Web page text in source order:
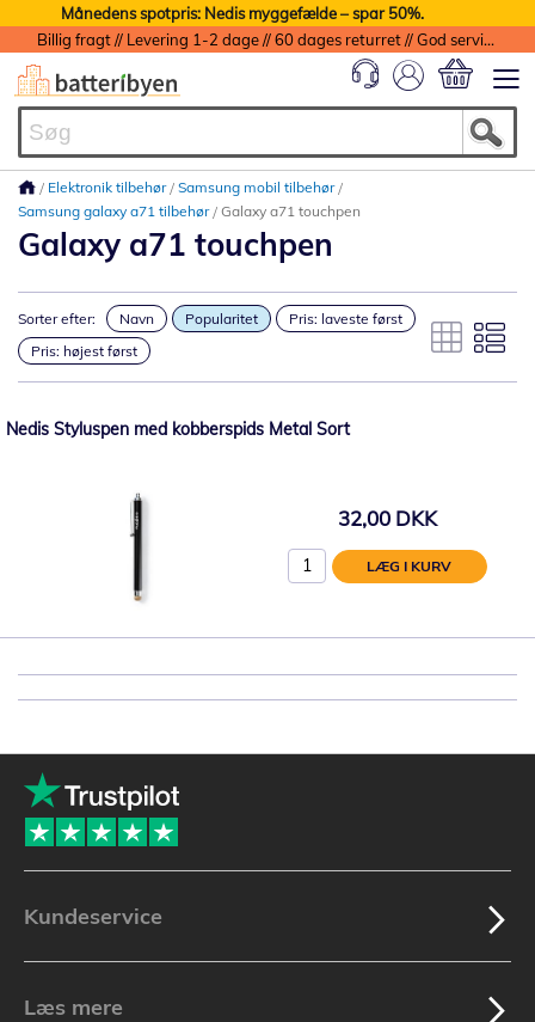
Månedens spotpris: Nedis myggefælde – spar 50%.
Billig fragt // Levering 1-2 dage // 60 dages returret // God service med garanti
Elektronik tilbehør Samsung mobil tilbehør
Samsung galaxy a71 tilbehør Galaxy a71 touchpen
Galaxy a71 touchpen
Sorter efter: Navn Popularitet
Pris: laveste først
Pris: højest først
Nedis Styluspen med kobberspids Metal Sort
32,00 DKK
LÆG I KURV
Kundeservice
Læs mere